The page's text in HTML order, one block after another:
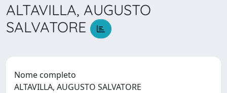
ALTAVILLA, AUGUSTO
SALVATORE
Nome completo
ALTAVILLA, AUGUSTO SALVATORE